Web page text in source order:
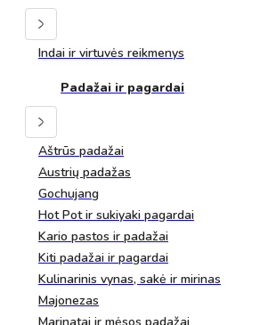
Indai ir virtuvės reikmenys
Padažai ir pagardai
Aštrūs padažai
Austrių padažas
Gochujang
Hot Pot ir sukiyaki pagardai
Kario pastos ir padažai
Kiti padažai ir pagardai
Kulinarinis vynas, sakė ir mirinas
Majonezas